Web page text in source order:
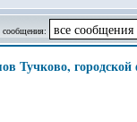
сообщения:
Тучково,